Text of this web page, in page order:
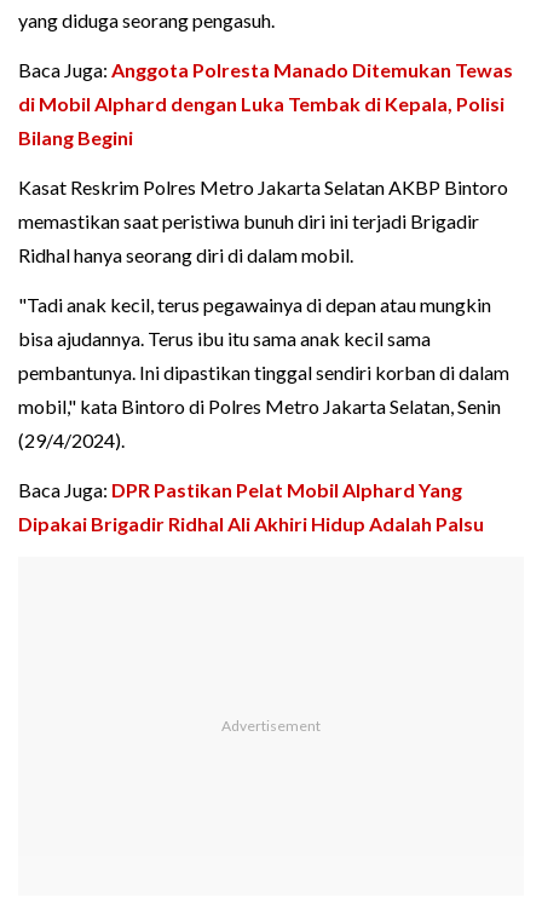
yang diduga seorang pengasuh.
Baca Juga: Anggota Polresta Manado Ditemukan Tewas
di Mobil Alphard dengan Luka Tembak di Kepala, Polisi
Bilang Begini
Kasat Reskrim Polres Metro Jakarta Selatan AKBP Bintoro
memastikan saat peristiwa bunuh diri ini terjadi Brigadir
Ridhal hanya seorang diri di dalam mobil.
"Tadi anak kecil, terus pegawainya di depan atau mungkin
bisa ajudannya. Terus ibu itu sama anak kecil sama
pembantunya. Ini dipastikan tinggal sendiri korban di dalam
mobil," kata Bintoro di Polres Metro Jakarta Selatan, Senin
(29/4/2024).
Baca Juga: DPR Pastikan Pelat Mobil Alphard Yang
Dipakai Brigadir Ridhal Ali Akhiri Hidup Adalah Palsu